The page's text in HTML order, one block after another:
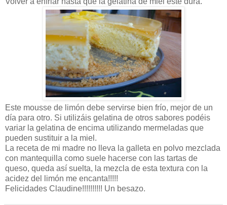
Este mousse de limón debe servirse bien frío, mejor de un
día para otro. Si utilizáis gelatina de otros sabores podéis
variar la gelatina de encima utilizando mermeladas que
pueden sustituir a la miel.
La receta de mi madre no lleva la galleta en polvo mezclada
con mantequilla como suele hacerse con las tartas de
queso, queda así suelta, la mezcla de esta textura con la
acidez del limón me encanta!!!!!
Felicidades Claudine!!!!!!!!!! Un besazo.